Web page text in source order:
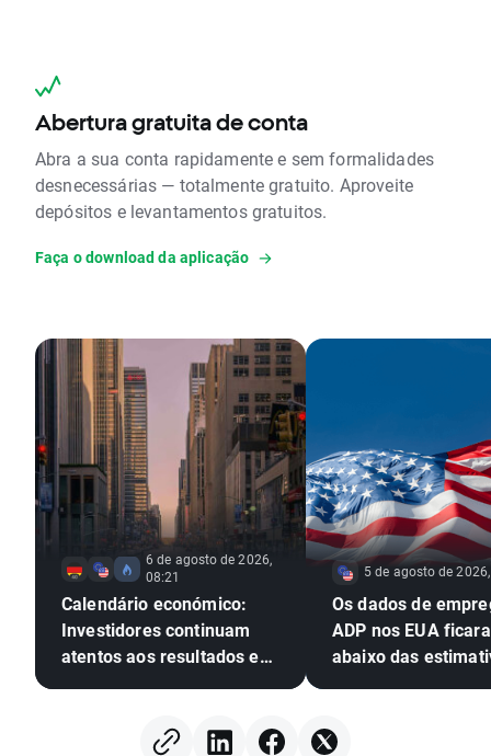
Abertura gratuita de conta
Abra a sua conta rapidamente e sem formalidades
desnecessárias — totalmente gratuito. Aproveite
depósitos e levantamentos gratuitos.
Faça o download da aplicação
6 de agosto de 2026,
08:21
Calendário económico:
Investidores continuam
atentos aos resultados em
5 de agosto de
Os dados de
ADP nos EUA
abaixo das